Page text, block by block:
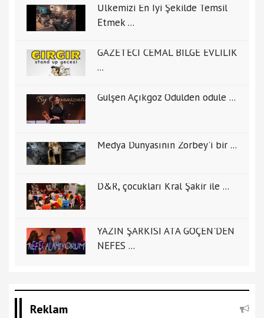
Ülkemizi En İyi Şekilde Temsil
Etmek ...
GAZETECİ CEMAL BİLGE EVLİLİK
...
Gülşen Açıkgöz Ödülden ödüle ...
Medya Dünyasının Zorbey'i bir ...
D&R, çocukları Kral Şakir ile ...
YAZIN ŞARKISI ATA GÖÇEN'DEN
NEFES ...
Reklam